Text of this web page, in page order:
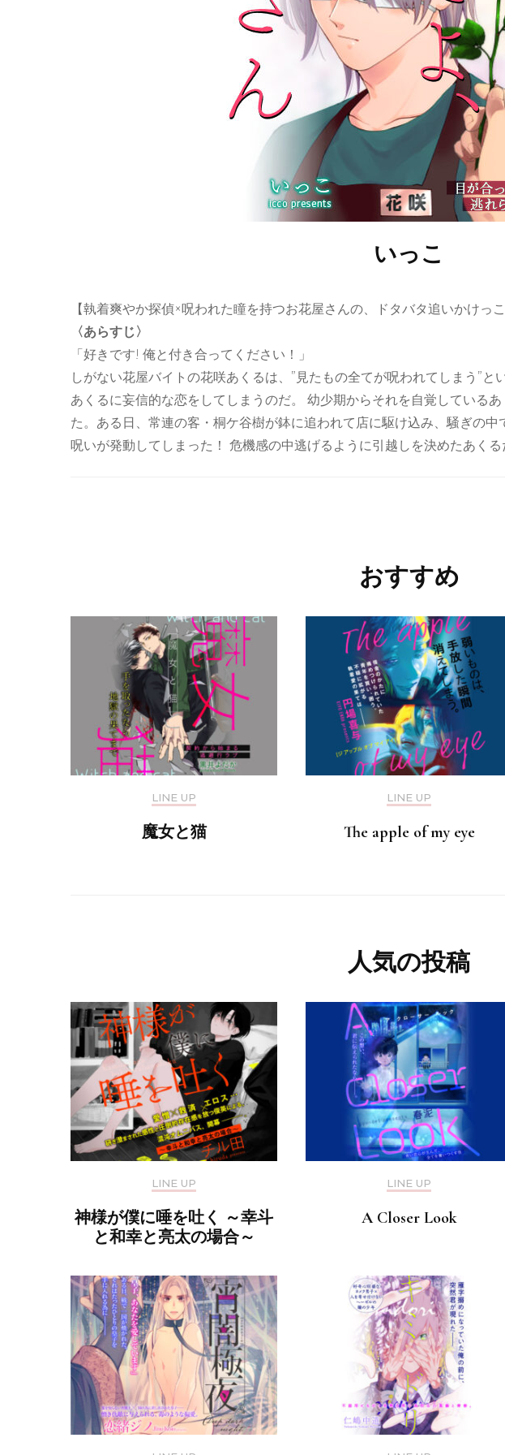
いっこ
【執着爽やか探偵×呪われた瞳を持つお花屋さんの、ドタバタ追いかけっ
〈あらすじ〉
「好きです! 俺と付き合ってください！」
しがない花屋バイトの花咲あくるは、”見たもの全てが呪われてしまう”
あくるに妄信的な恋をしてしまうのだ。 幼少期からそれを自覚している
た。ある日、常連の客・桐ケ谷樹が鉢に追われて店に駆け込み、騒ぎの
呪いが発動してしまった！ 危機感の中逃げるように引越しを決めたあく
ゲ
おすすめ
LINE UP
魔女と猫
LINE UP
The apple of my eye
人気の投稿
LINE UP
神様が僕に唾を吐く ～幸斗
と和幸と亮太の場合～
LINE UP
A Closer Look